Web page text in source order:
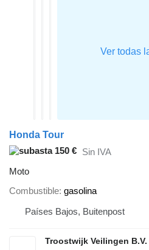
Honda Tour
150 € Sin IVA
Moto
Combustible gasolina
Países Bajos, Buitenpost
Troostwijk Veilingen B.V.